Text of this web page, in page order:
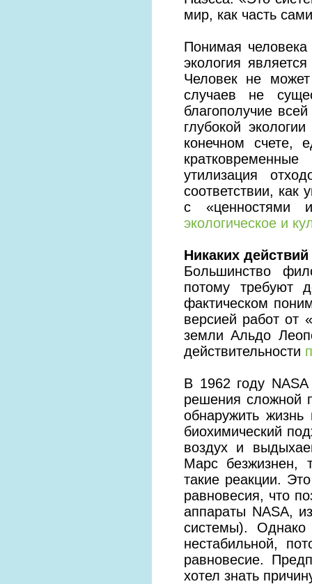
мир, как часть
Понимая
экология
Человек не
случаев не
благополучие
глубокой
конечном счете,
утилизация
соответствии, как
с «ценностями
экологическое и
Никаких действий
Большинство
потому требуют
фактическом
версией работ от
земли Альдо
действительности
В 1962 году
решения сложной
обнаружить
биохимический
воздух и
Марс безжизнен,
такие реакции.
равновесия, что
аппараты NASA,
системы).
нестабильной,
равновесие.
хотел знать